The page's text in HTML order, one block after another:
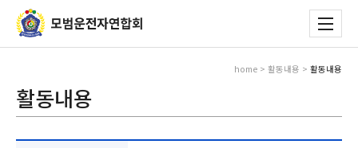
활동내용
home > 활동내용 > 활동내용